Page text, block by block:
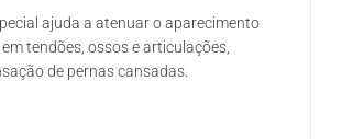
ajuda a atenuar o aparecimento
tendões, ossos e articulações,
de pernas cansadas.